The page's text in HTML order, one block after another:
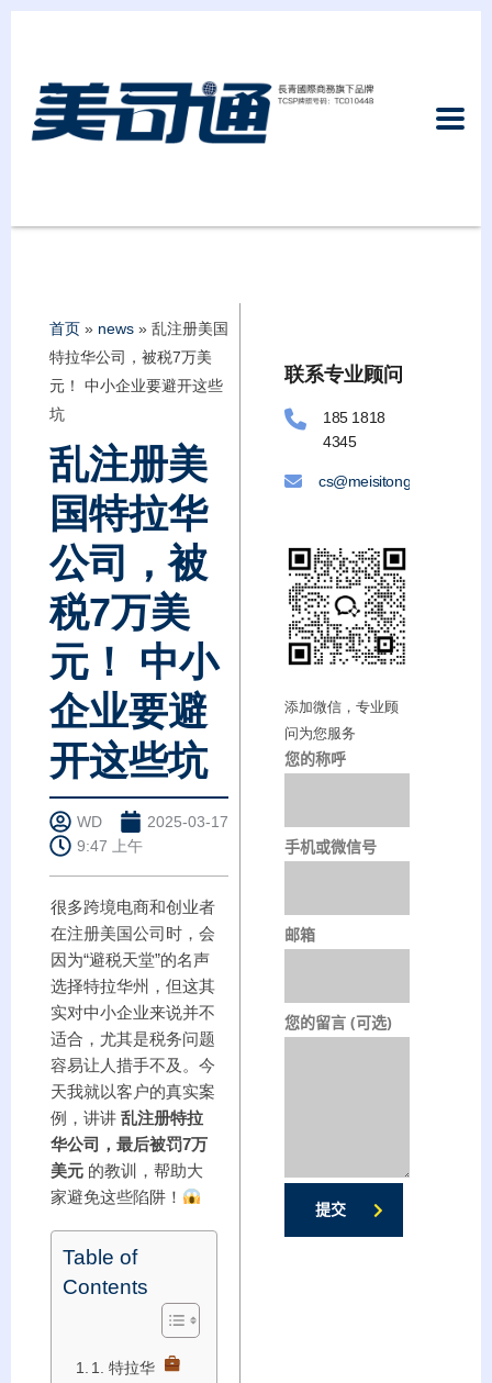
首页 » news » 乱注册美国
特拉华公司，被税7万美
元！ 中小企业要避开这些
坑
乱注册美
国特拉华
公司，被
税7万美
元！ 中小
企业要避
开这些坑
WD
2025-03-17
9:47 上午
很多跨境电商和创业者
在注册美国公司时，会
因为“避税天堂”的名声
选择特拉华州，但这其
实对中小企业来说并不
适合，尤其是税务问题
容易让人措手不及。今
天我就以客户的真实案
例，讲讲 乱注册特拉
华公司，最后被罚7万
美元 的教训，帮助大
家避免这些陷阱！
Table of
Contents
1. 特拉华
联系专业顾问
185 1818
4345
cs@meisitongllc.com
添加微信，专业顾
问为您服务
您的称呼
手机或微信号
邮箱
您的留言 (可选)
提交